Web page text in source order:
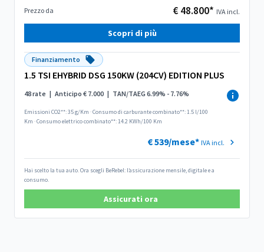
Prezzo da € 48.800* IVA incl.
Scopri di più
Finanziamento
1.5 TSI EHYBRID DSG 150KW (204CV) EDITION PLUS
48 rate | Anticipo € 7.000 | TAN/TAEG 6.99% - 7.76%
Emissioni CO2**: 35 g/Km ·Consumo di carburante combinato**: 1.5 l/100
Km ·Consumo elettrico combinato**: 14.2 KWh/100 Km
€ 539/mese* IVA incl.
Hai scelto la tua auto. Ora scegli BeRebel: l’assicurazione mensile, digitale e a
consumo.
Assicurati ora